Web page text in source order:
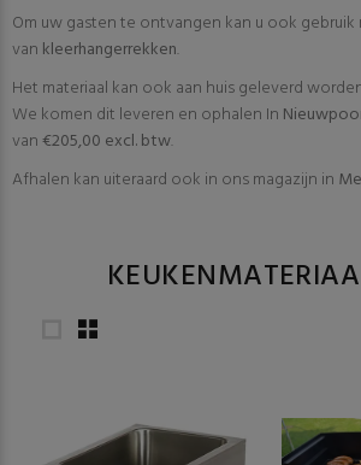
Om uw gasten te ontvangen kan u ook gebruik
van kleerhangerrekken.
Het materiaal kan ook aan huis geleverd
We komen dit leveren en ophalen In
van€205,00 excl. btw.
Afhalen kan uiteraard ook in ons magazijn in